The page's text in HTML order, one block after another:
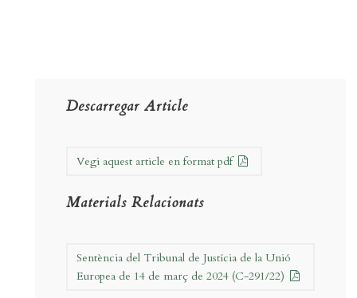
Descarregar Article
Vegi aquest article en format pdf
Materials Relacionats
Sentència del Tribunal de Justícia de la Unió
Europea de 14 de març de 2024 (C-291/22)